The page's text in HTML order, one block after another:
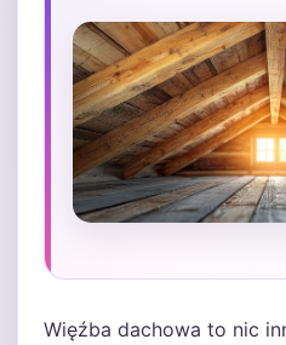
Więźba dachowa to nic